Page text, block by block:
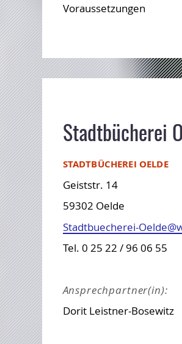
Voraussetzungen
Stadtbücherei
STADTBÜCHEREI OELDE
Geiststr. 14
59302 Oelde
Stadtbuecherei-
Tel. 0 25 22 / 96 06 55
Ansprechpartner(in):
Dorit Leistner-Bosewitz